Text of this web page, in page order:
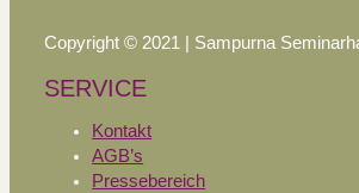
Copyright © 2021 | Sampurna
SERVICE
Kontakt
AGB’s
Pressebereich